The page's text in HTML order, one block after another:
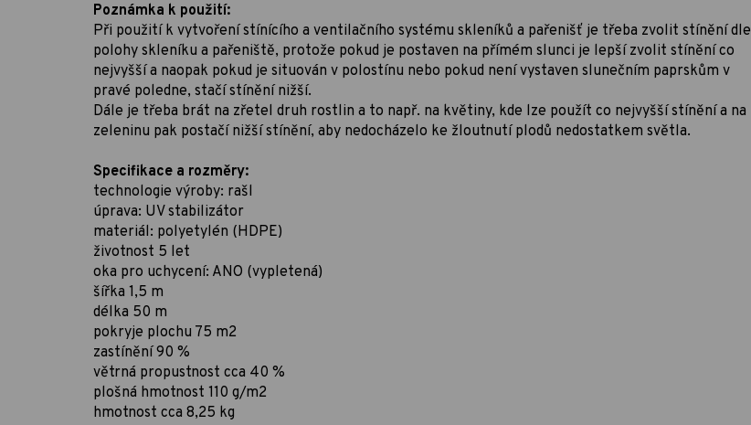
Poznámka k použití:
Při použití k vytvoření stínícího a ventilačního systému skleníků a pařenišť je třeba zvolit stínění dle
polohy skleníku a pařeniště, protože pokud je postaven na přímém slunci je lepší zvolit stínění co
nejvyšší a naopak pokud je situován v polostínu nebo pokud není vystaven slunečním paprskům v
pravé poledne, stačí stínění nižší.
Dále je třeba brát na zřetel druh rostlin a to např. na květiny, kde lze použít co nejvyšší stínění a na
zeleninu pak postačí nižší stínění, aby nedocházelo ke žloutnutí plodů nedostatkem světla.
Specifikace a rozměry:
technologie výroby: rašl
úprava: UV stabilizátor
materiál: polyetylén (HDPE)
životnost 5 let
oka pro uchycení: ANO (vypletená)
šířka 1,5 m
délka 50 m
pokryje plochu 75 m2
zastínění 90 %
větrná propustnost cca 40 %
plošná hmotnost 110 g/m2
hmotnost cca 8,25 kg